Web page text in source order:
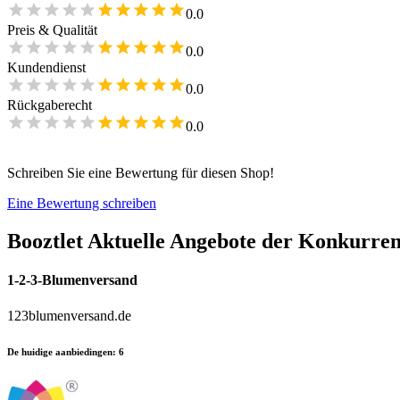
0.0
Preis & Qualität
0.0
Kundendienst
0.0
Rückgaberecht
0.0
Schreiben Sie eine Bewertung für diesen Shop!
Eine Bewertung schreiben
Booztlet Aktuelle Angebote der
1-2-3-Blumenversand
123blumenversand.de
De huidige aanbiedingen: 6